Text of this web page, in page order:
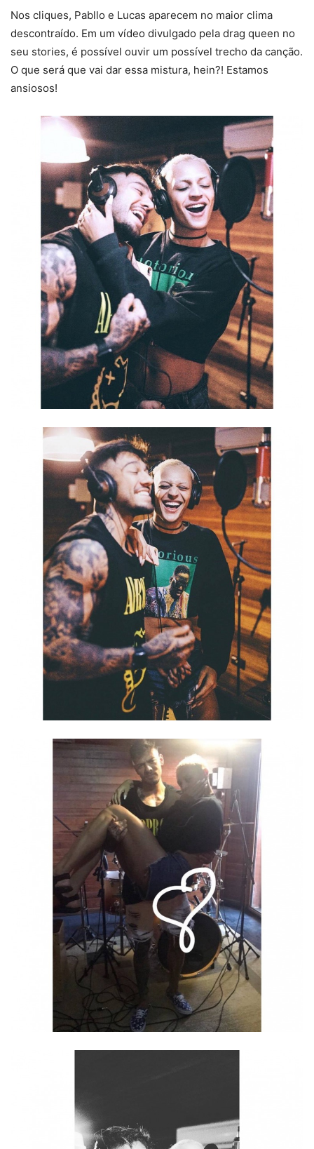
Nos cliques, Pabllo e Lucas aparecem no maior clima
descontraído. Em um vídeo divulgado pela drag queen no
seu stories, é possível ouvir um possível trecho da canção.
O que será que vai dar essa mistura, hein?! Estamos
ansiosos!